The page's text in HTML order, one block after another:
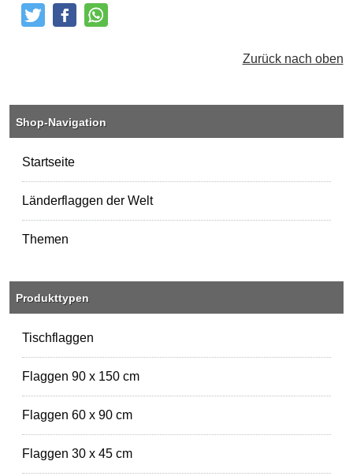
TweetenPostenTeilen
Zurück nach oben
Shop-Navigation
Startseite
Länderflaggen der Welt
Themen
Produkttypen
Tischflaggen
Flaggen 90 x 150 cm
Flaggen 60 x 90 cm
Flaggen 30 x 45 cm